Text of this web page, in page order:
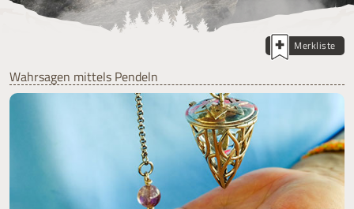
Merkliste
Wahrsagen mittels Pendeln